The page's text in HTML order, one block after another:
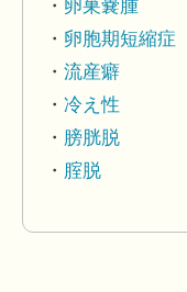
卵巣嚢腫
卵胞期短縮症
流産癖
冷え性
膀胱脱
腟脱